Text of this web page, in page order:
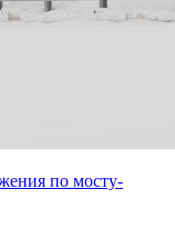
по мосту-